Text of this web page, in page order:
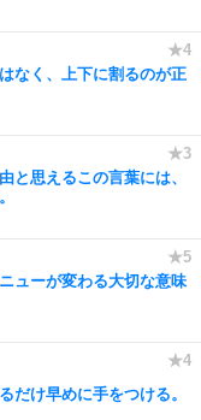
なく、上下に割るのが正
と思えるこの言葉には、
ューが変わる大切な意味
だけ早めに手をつける。